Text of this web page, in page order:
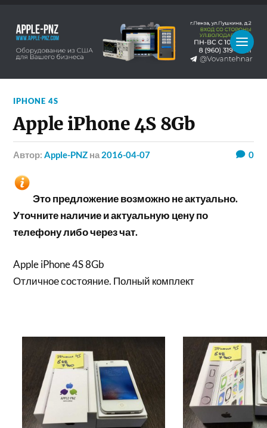
IPHONE 4S
Apple iPhone 4S 8Gb
Автор:Apple-PNZ на 2016-04-07 0
Это предложение возможно не актуально.
Уточните наличие и актуальную цену по
телефону либо через чат.
Apple iPhone 4S 8Gb
Отличное состояние. Полный комплект